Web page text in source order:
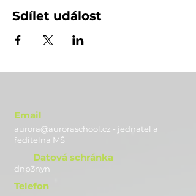
Sdílet událost
Email
aurora@auroraschool.cz - jednatel a
ředitelna MŠ
Datová schránka
dnp3nyn
Telefon